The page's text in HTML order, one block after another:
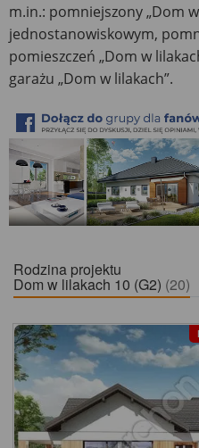
m.in.: pomniejszony „Dom
jednostanowiskowym,
pomieszczeń „Dom w
garażu „Dom w lilakach”.
Rodzina projektu
Dom w lilakach 10 (G2) (20)